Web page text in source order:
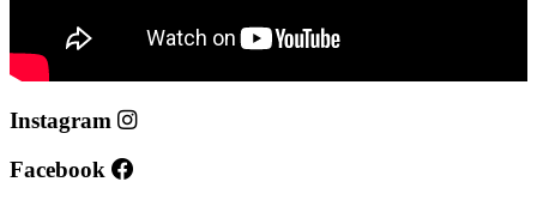
Instagram
Facebook